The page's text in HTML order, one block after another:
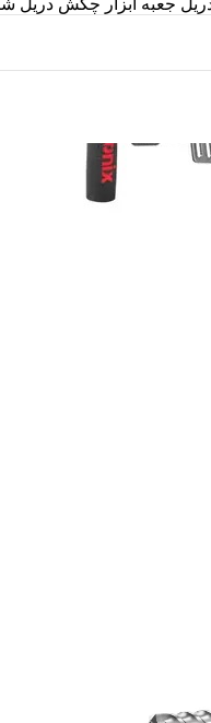
جعبه ابزار چکش دریل